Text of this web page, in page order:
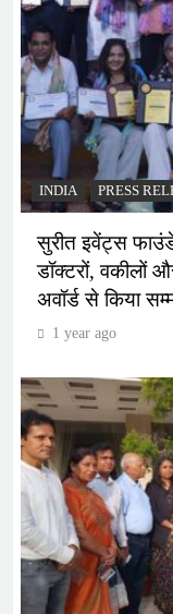
INDIA PRESS
सुरीत इवेंट्स
डॉक्टरों, वकीलों
अवॉर्ड से किया
1 year ago